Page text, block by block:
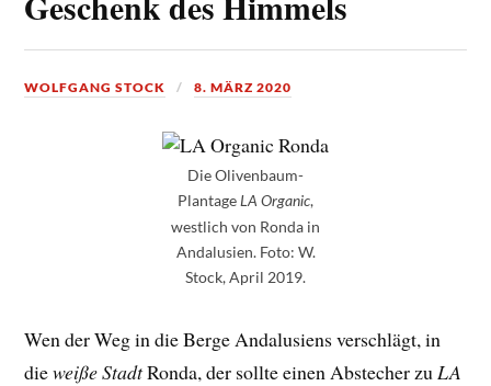
WOLFGANG STOCK 8. MÄRZ 2020
Die Olivenbaum-
Plantage LA Organic,
westlich von Ronda in
Andalusien. Foto: W.
Stock, April 2019.
Wen der Weg in die Berge Andalusiens verschlägt, in
dieweiße StadtRonda, der sollte einen Abstecher zu LA